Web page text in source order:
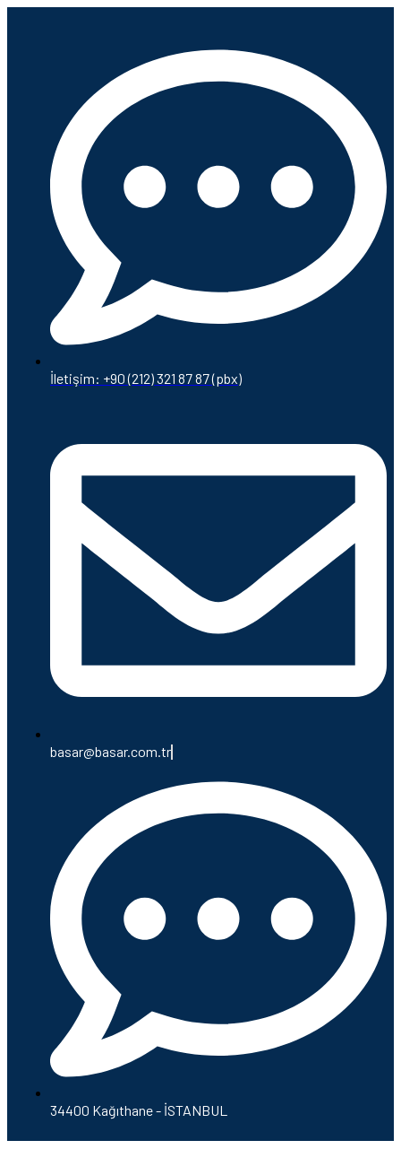
İletişim: +90 (212) 321 87 87 (pbx)
basar@basar.com.tr
34400 Kağıthane - İSTANBUL